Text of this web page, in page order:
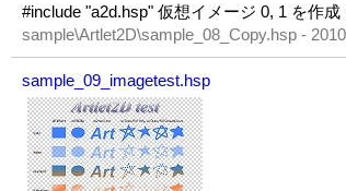
#include "a2d.hsp" 仮想イメージ 0, 1 を作
sample\Artlet2D\sample_08_Copy.hsp -
sample_09_imagetest.hsp